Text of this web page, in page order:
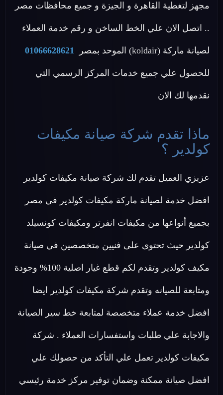
مجهز لتغطية القاهرة و الجيزة و جميع محافظات مصر
.. اتصل الان علي الخط الساخن و رقم خدمة العملاء
لصيانة ماركة (koldair) الموحد بمصر 01066628621
للحصول علي جميع خدمات المركز الرسمي التي
نقدمها لك الان
ماذا تقدم شركة صيانة مكيفات
كولدير ؟
عزيزي العميل تقدم لك شركة صيانة مكيفات كولدير
افضل خدمة لصيانة ماركة مكيفات كولدير في مصر
بجميع أنواعها من مكيفات انفرتر ومكيفات كونسيلد
كولدير حيث تحتوى على فنيين متخصصين في صيانة
مكيف كولدير وتقدم لكم قطع غيار اصلية 100% وجودة
ومتابعة للصيانه وتقدم شركة مكيفات كولدير ايضا
افضل خدمة عملاء متخصصة لمتابعة خط سير الصيانة
والاجابة علي طلبات واستفسارات العملاء . شركة
مكيفات كولدير تعمل علي التأكد من حصولك علي
افضل صيانة ممكنة وضمان توفير مركز خدمة رئيسي